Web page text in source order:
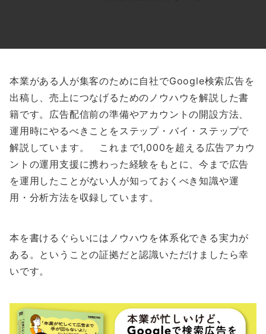
本業がある人が集客のために自社でGoogle検索広告を
出稿し、売上につなげるためのノウハウを解説した書
籍です。広告配信前の準備やアカウントの開設方法、
運用時にやるべきことをステップ・バイ・ステップで
解説しています。 これまで1,000を超える広告アカウ
ントの運用支援に携わった経験をもとに、今まで広告
を運用したことがない人が知っておくべき知識や運
用・分析方法を収録しています。
本を書けるぐらいにはノウハウを体系化できる実力が
ある。ということの証拠だと認識いただけましたら幸
いです。